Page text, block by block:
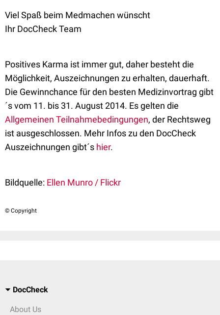
Viel Spaß beim Medmachen wünscht
Ihr DocCheck Team
Positives Karma ist immer gut, daher besteht die
Möglichkeit, Auszeichnungen zu erhalten, dauerhaft.
Die Gewinnchance für den besten Medizinvortrag gibt
´s vom 11. bis 31. August 2014. Es gelten die
Allgemeinen Teilnahmebedingungen, der Rechtsweg
ist ausgeschlossen. Mehr Infos zu den DocCheck
Auszeichnungen gibt´s hier.
Bildquelle: Ellen Munro / Flickr
© Copyright
DocCheck
About Us